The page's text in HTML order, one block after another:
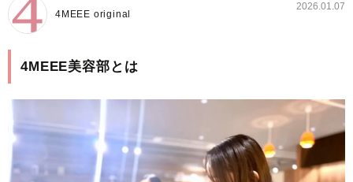
4MEEE original
2026.01.07
4MEEE美容部とは